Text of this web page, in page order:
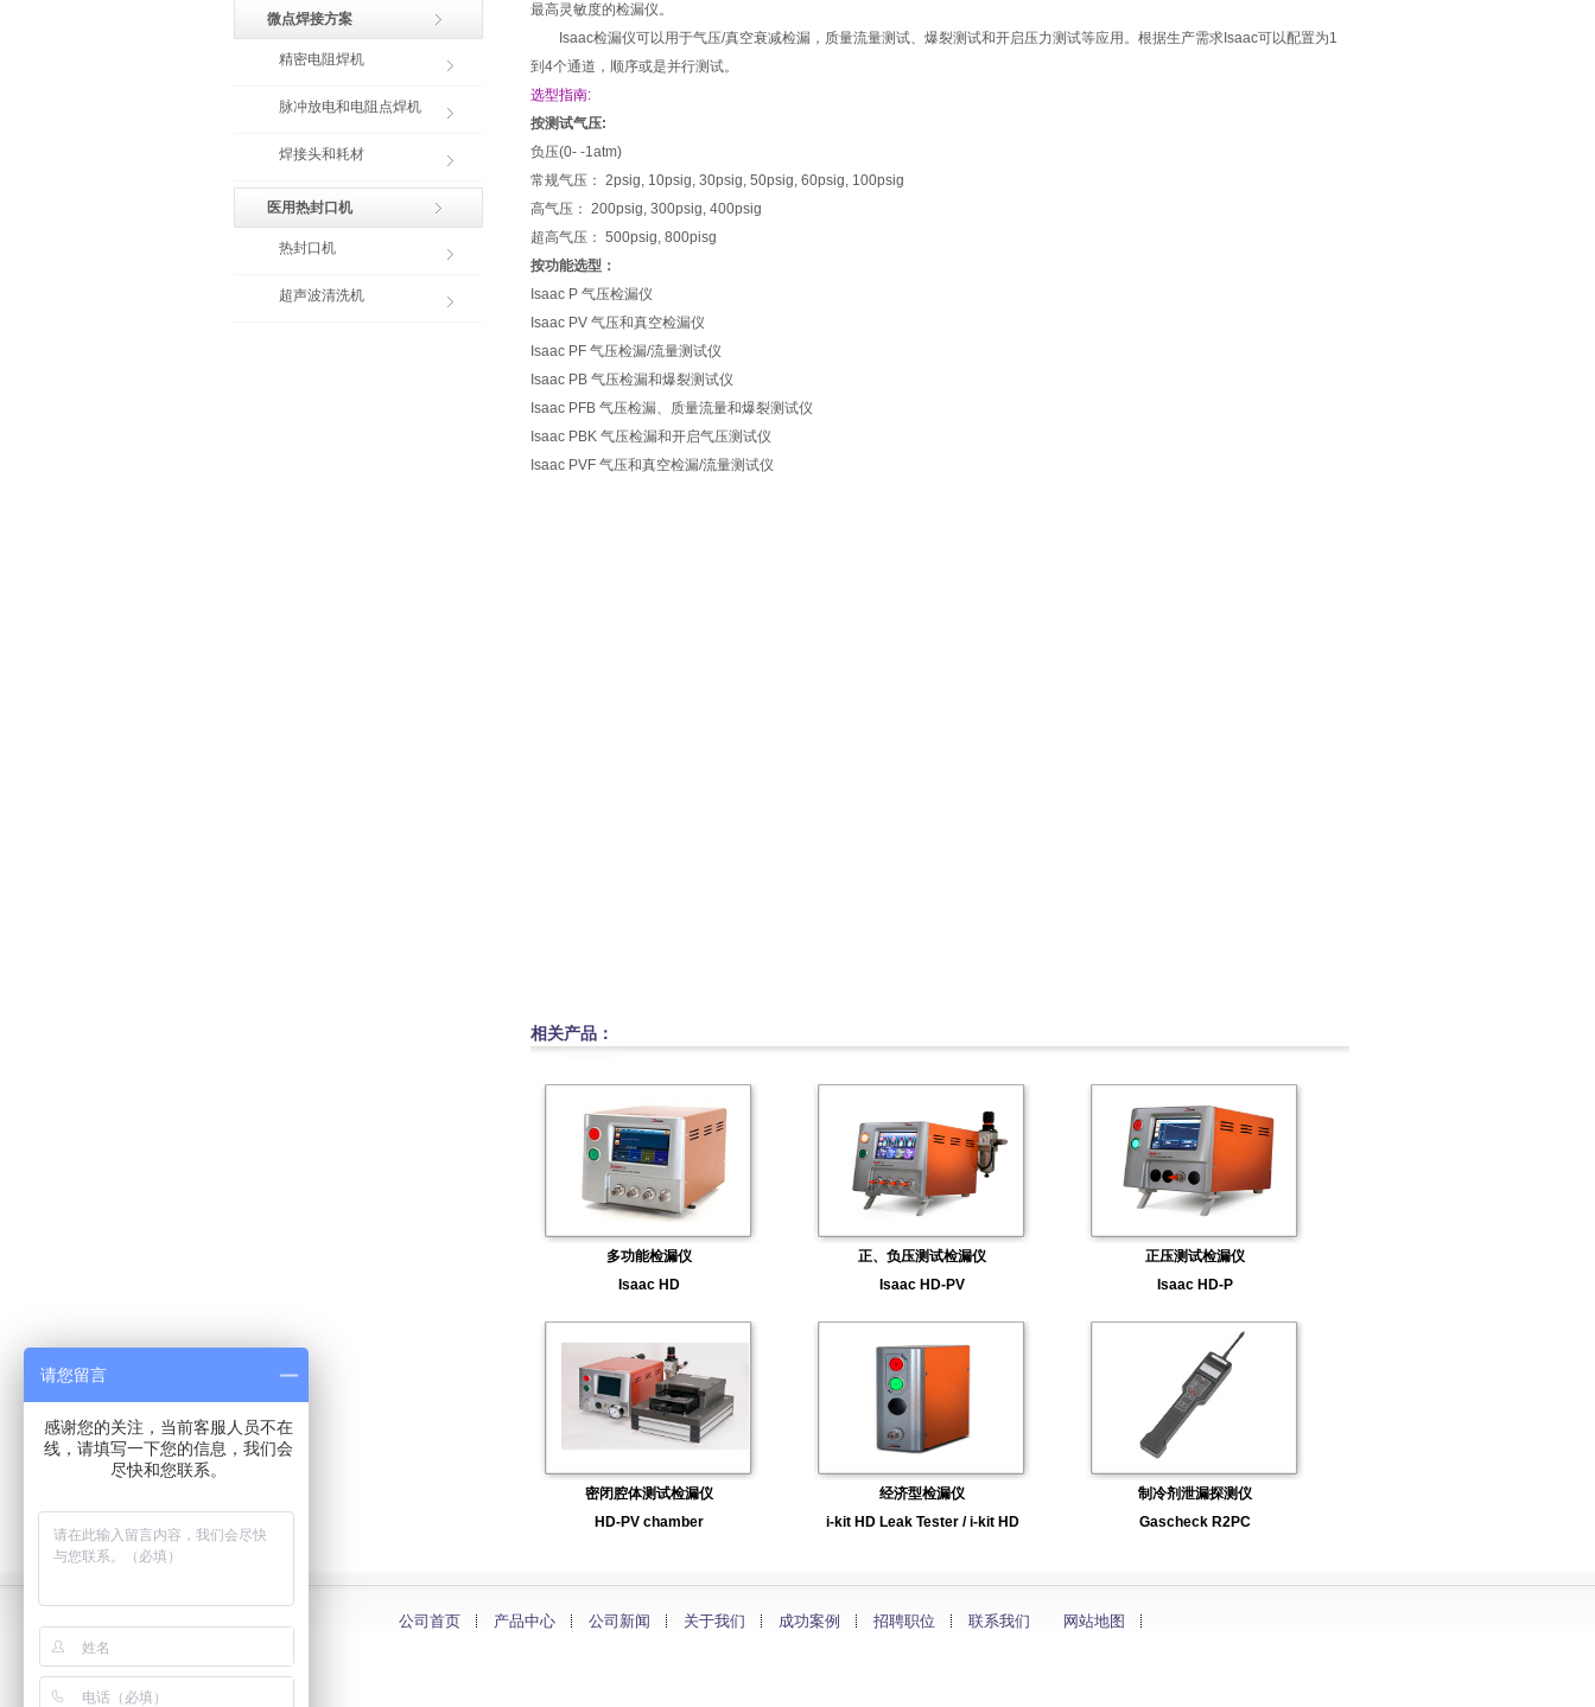
微点焊接方案
精密电阻焊机
脉冲放电和电阻点焊机
焊接头和耗材
医用热封口机
热封口机
超声波清洗机
最高灵敏度的检漏仪。
Isaac检漏仪可以用于气压/真空衰减检漏，质量流量测试、爆裂测试和开启压力测试等应用。根据生产需求Isaac可以配置为1
到4个通道，顺序或是并行测试。
选型指南:
按测试气压:
负压(0- -1atm)
常规气压： 2psig, 10psig, 30psig, 50psig, 60psig, 100psig
高气压： 200psig, 300psig, 400psig
超高气压： 500psig, 800pisg
按功能选型：
Isaac P 气压检漏仪
Isaac PV 气压和真空检漏仪
Isaac PF 气压检漏/流量测试仪
Isaac PB 气压检漏和爆裂测试仪
Isaac PFB 气压检漏、质量流量和爆裂测试仪
Isaac PBK 气压检漏和开启气压测试仪
Isaac PVF 气压和真空检漏/流量测试仪
相关产品：
多功能检漏仪
Isaac HD
正、负压测试检漏仪
Isaac HD-PV
正压测试检漏仪
Isaac HD-P
密闭腔体测试检漏仪
HD-PV chamber
经济型检漏仪
i-kit HD Leak Tester / i-kit HD
制冷剂泄漏探测仪
Gascheck R2PC
公司首页 产品中心 公司新闻 关于我们 成功案例 招聘职位 联系我们 网站地图
请您留言
感谢您的关注，当前客服人员不在
线，请填写一下您的信息，我们会
尽快和您联系。